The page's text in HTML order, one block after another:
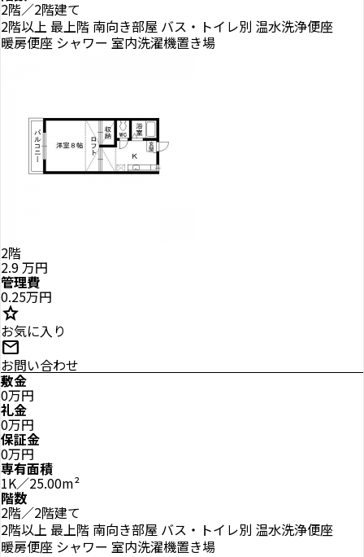
2階／2階建て
2階以上 最上階 南向き部屋 バス・トイレ別 温水洗浄便座
暖房便座 シャワー 室内洗濯機置き場
2階
2.9万円
管理費
0.25万円
star
お気に入り
mail
お問い合わせ
敷金
0万円
礼金
0万円
保証金
0万円
専有面積
1K／25.00m²
階数
2階／2階建て
2階以上 最上階 南向き部屋 バス・トイレ別 温水洗浄便座
暖房便座 シャワー 室内洗濯機置き場